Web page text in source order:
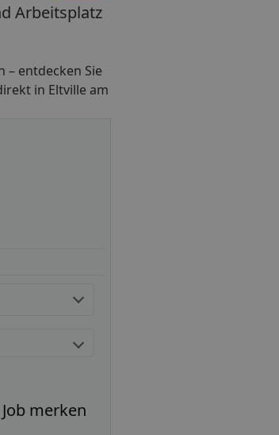
Arbeitsplatz
– entdecken Sie
in Eltville am